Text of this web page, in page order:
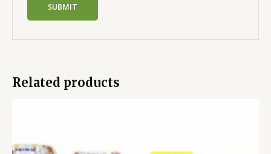
Related products